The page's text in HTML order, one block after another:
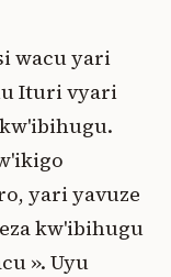
wacu yari
Ituri vyari
yari yavuze
kw'ibihugu
». Uyu